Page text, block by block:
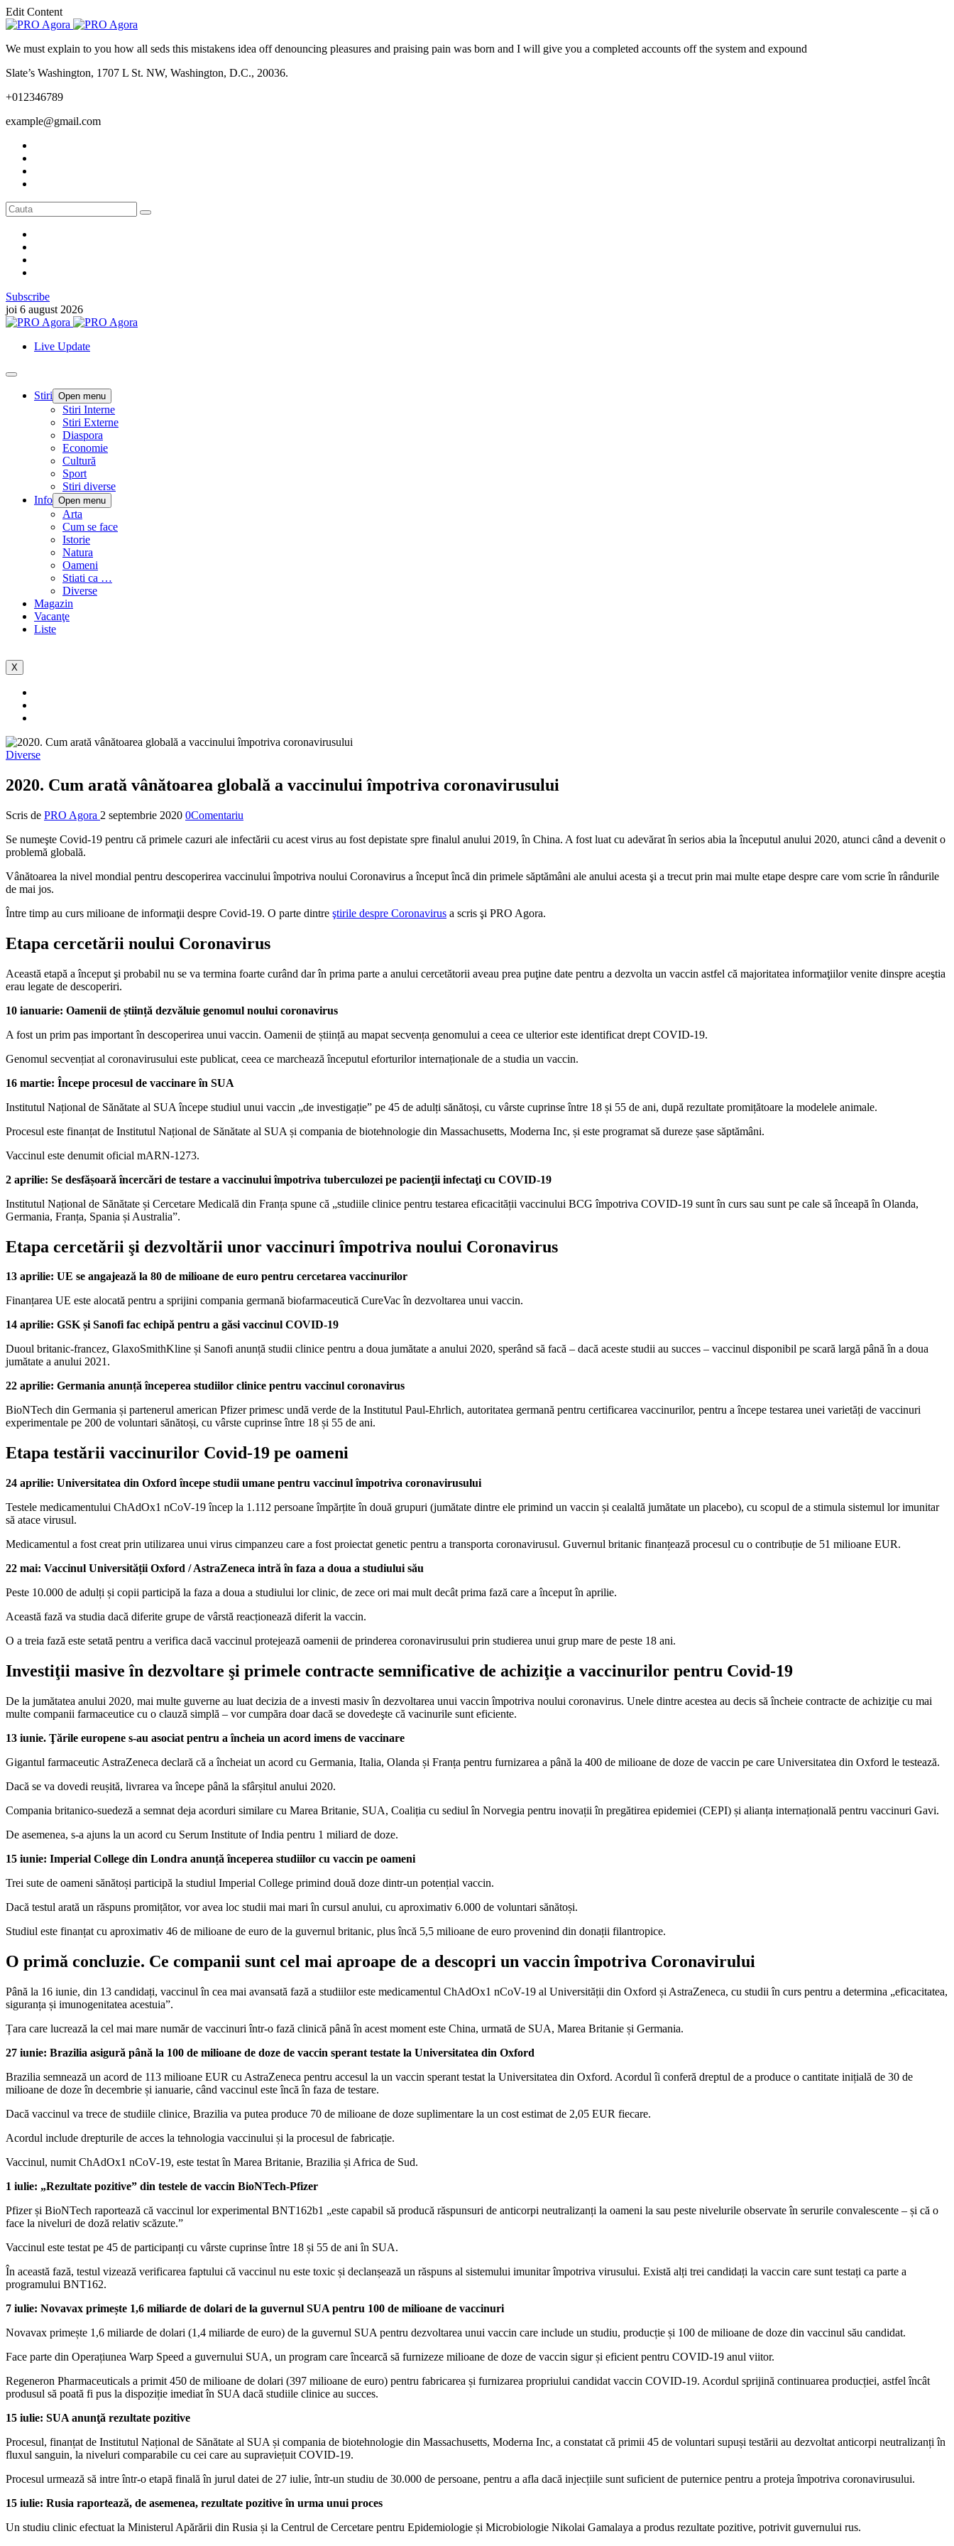
Edit Content
We must explain to you how all seds this mistakens idea off denouncing pleasures and praising pain was born and I will give you a completed accounts off the system and expound
Slate’s Washington, 1707 L St. NW, Washington, D.C., 20036.
+012346789
example@gmail.com
Subscribe
joi 6 august 2026
Live Update
Stiri Open menu
Stiri Interne
Stiri Externe
Diaspora
Economie
Cultură
Sport
Stiri diverse
Info Open menu
Arta
Cum se face
Istorie
Natura
Oameni
Stiati ca …
Diverse
Magazin
Vacanţe
Liste
X
Diverse
2020. Cum arată vânătoarea globală a vaccinului împotriva coronavirusului
Scris de PRO Agora 2 septembrie 2020 0Comentariu
Se numeşte Covid-19 pentru că primele cazuri ale infectării cu acest virus au fost depistate spre finalul anului 2019, în China. A fost luat cu adevărat în serios abia la începutul anului 2020, atunci când a devenit o
problemă globală.
Vânătoarea la nivel mondial pentru descoperirea vaccinului împotriva noului Coronavirus a început încă din primele săptămâni ale anului acesta şi a trecut prin mai multe etape despre care vom scrie în rândurile
de mai jos.
Între timp au curs milioane de informaţii despre Covid-19. O parte dintre ştirile despre Coronavirus a scris şi PRO Agora.
Etapa cercetării noului Coronavirus
Această etapă a început şi probabil nu se va termina foarte curând dar în prima parte a anului cercetătorii aveau prea puţine date pentru a dezvolta un vaccin astfel că majoritatea informaţiilor venite dinspre aceştia
erau legate de descoperiri.
10 ianuarie: Oamenii de știință dezvăluie genomul noului coronavirus
A fost un prim pas important în descoperirea unui vaccin. Oamenii de știință au mapat secvența genomului a ceea ce ulterior este identificat drept COVID-19.
Genomul secvențiat al coronavirusului este publicat, ceea ce marchează începutul eforturilor internaționale de a studia un vaccin.
16 martie: Începe procesul de vaccinare în SUA
Institutul Național de Sănătate al SUA începe studiul unui vaccin „de investigație” pe 45 de adulți sănătoși, cu vârste cuprinse între 18 și 55 de ani, după rezultate promițătoare la modelele animale.
Procesul este finanțat de Institutul Național de Sănătate al SUA și compania de biotehnologie din Massachusetts, Moderna Inc, și este programat să dureze șase săptămâni.
Vaccinul este denumit oficial mARN-1273.
2 aprilie: Se desfășoară încercări de testare a vaccinului împotriva tuberculozei pe pacienţii infectaţi cu COVID-19
Institutul Național de Sănătate și Cercetare Medicală din Franța spune că „studiile clinice pentru testarea eficacității vaccinului BCG împotriva COVID-19 sunt în curs sau sunt pe cale să înceapă în Olanda,
Germania, Franța, Spania și Australia”.
Etapa cercetării şi dezvoltării unor vaccinuri împotriva noului Coronavirus
13 aprilie: UE se angajează la 80 de milioane de euro pentru cercetarea vaccinurilor
Finanțarea UE este alocată pentru a sprijini compania germană biofarmaceutică CureVac în dezvoltarea unui vaccin.
14 aprilie: GSK și Sanofi fac echipă pentru a găsi vaccinul COVID-19
Duoul britanic-francez, GlaxoSmithKline și Sanofi anunță studii clinice pentru a doua jumătate a anului 2020, sperând să facă – dacă aceste studii au succes – vaccinul disponibil pe scară largă până în a doua
jumătate a anului 2021.
22 aprilie: Germania anunță începerea studiilor clinice pentru vaccinul coronavirus
BioNTech din Germania și partenerul american Pfizer primesc undă verde de la Institutul Paul-Ehrlich, autoritatea germană pentru certificarea vaccinurilor, pentru a începe testarea unei varietăți de vaccinuri
experimentale pe 200 de voluntari sănătoși, cu vârste cuprinse între 18 și 55 de ani.
Etapa testării vaccinurilor Covid-19 pe oameni
24 aprilie: Universitatea din Oxford începe studii umane pentru vaccinul împotriva coronavirusului
Testele medicamentului ChAdOx1 nCoV-19 încep la 1.112 persoane împărțite în două grupuri (jumătate dintre ele primind un vaccin și cealaltă jumătate un placebo), cu scopul de a stimula sistemul lor imunitar
să atace virusul.
Medicamentul a fost creat prin utilizarea unui virus cimpanzeu care a fost proiectat genetic pentru a transporta coronavirusul. Guvernul britanic finanțează procesul cu o contribuție de 51 milioane EUR.
22 mai: Vaccinul Universității Oxford / AstraZeneca intră în faza a doua a studiului său
Peste 10.000 de adulți și copii participă la faza a doua a studiului lor clinic, de zece ori mai mult decât prima fază care a început în aprilie.
Această fază va studia dacă diferite grupe de vârstă reacționează diferit la vaccin.
O a treia fază este setată pentru a verifica dacă vaccinul protejează oamenii de prinderea coronavirusului prin studierea unui grup mare de peste 18 ani.
Investiţii masive în dezvoltare şi primele contracte semnificative de achiziţie a vaccinurilor pentru Covid-19
De la jumătatea anului 2020, mai multe guverne au luat decizia de a investi masiv în dezvoltarea unui vaccin împotriva noului coronavirus. Unele dintre acestea au decis să încheie contracte de achiziţie cu mai
multe companii farmaceutice cu o clauză simplă – vor cumpăra doar dacă se dovedeşte că vacinurile sunt eficiente.
13 iunie. Ţările europene s-au asociat pentru a încheia un acord imens de vaccinare
Gigantul farmaceutic AstraZeneca declară că a încheiat un acord cu Germania, Italia, Olanda și Franța pentru furnizarea a până la 400 de milioane de doze de vaccin pe care Universitatea din Oxford le testează.
Dacă se va dovedi reușită, livrarea va începe până la sfârșitul anului 2020.
Compania britanico-suedeză a semnat deja acorduri similare cu Marea Britanie, SUA, Coaliția cu sediul în Norvegia pentru inovații în pregătirea epidemiei (CEPI) și alianța internațională pentru vaccinuri Gavi.
De asemenea, s-a ajuns la un acord cu Serum Institute of India pentru 1 miliard de doze.
15 iunie: Imperial College din Londra anunță începerea studiilor cu vaccin pe oameni
Trei sute de oameni sănătoși participă la studiul Imperial College primind două doze dintr-un potențial vaccin.
Dacă testul arată un răspuns promițător, vor avea loc studii mai mari în cursul anului, cu aproximativ 6.000 de voluntari sănătoși.
Studiul este finanțat cu aproximativ 46 de milioane de euro de la guvernul britanic, plus încă 5,5 milioane de euro provenind din donații filantropice.
O primă concluzie. Ce companii sunt cel mai aproape de a descopri un vaccin împotriva Coronavirului
Până la 16 iunie, din 13 candidați, vaccinul în cea mai avansată fază a studiilor este medicamentul ChAdOx1 nCoV-19 al Universității din Oxford și AstraZeneca, cu studii în curs pentru a determina „eficacitatea,
siguranța și imunogenitatea acestuia”.
Țara care lucrează la cel mai mare număr de vaccinuri într-o fază clinică până în acest moment este China, urmată de SUA, Marea Britanie și Germania.
27 iunie: Brazilia asigură până la 100 de milioane de doze de vaccin sperant testate la Universitatea din Oxford
Brazilia semnează un acord de 113 milioane EUR cu AstraZeneca pentru accesul la un vaccin sperant testat la Universitatea din Oxford. Acordul îi conferă dreptul de a produce o cantitate inițială de 30 de
milioane de doze în decembrie și ianuarie, când vaccinul este încă în faza de testare.
Dacă vaccinul va trece de studiile clinice, Brazilia va putea produce 70 de milioane de doze suplimentare la un cost estimat de 2,05 EUR fiecare.
Acordul include drepturile de acces la tehnologia vaccinului și la procesul de fabricație.
Vaccinul, numit ChAdOx1 nCoV-19, este testat în Marea Britanie, Brazilia și Africa de Sud.
1 iulie: „Rezultate pozitive” din testele de vaccin BioNTech-Pfizer
Pfizer și BioNTech raportează că vaccinul lor experimental BNT162b1 „este capabil să producă răspunsuri de anticorpi neutralizanți la oameni la sau peste nivelurile observate în serurile convalescente – și că o
face la niveluri de doză relativ scăzute.”
Vaccinul este testat pe 45 de participanți cu vârste cuprinse între 18 și 55 de ani în SUA.
În această fază, testul vizează verificarea faptului că vaccinul nu este toxic și declanșează un răspuns al sistemului imunitar împotriva virusului. Există alți trei candidați la vaccin care sunt testați ca parte a
programului BNT162.
7 iulie: Novavax primește 1,6 miliarde de dolari de la guvernul SUA pentru 100 de milioane de vaccinuri
Novavax primește 1,6 miliarde de dolari (1,4 miliarde de euro) de la guvernul SUA pentru dezvoltarea unui vaccin care include un studiu, producție și 100 de milioane de doze din vaccinul său candidat.
Face parte din Operațiunea Warp Speed ​​a guvernului SUA, un program care încearcă să furnizeze milioane de doze de vaccin sigur și eficient pentru COVID-19 anul viitor.
Regeneron Pharmaceuticals a primit 450 de milioane de dolari (397 milioane de euro) pentru fabricarea și furnizarea propriului candidat vaccin COVID-19. Acordul sprijină continuarea producției, astfel încât
produsul să poată fi pus la dispoziție imediat în SUA dacă studiile clinice au succes.
15 iulie: SUA anunţă rezultate pozitive
Procesul, finanțat de Institutul Național de Sănătate al SUA și compania de biotehnologie din Massachusetts, Moderna Inc, a constatat că primii 45 de voluntari supuși testării au dezvoltat anticorpi neutralizanți în
fluxul sanguin, la niveluri comparabile cu cei care au supraviețuit COVID-19.
Procesul urmează să intre într-o etapă finală în jurul datei de 27 iulie, într-un studiu de 30.000 de persoane, pentru a afla dacă injecțiile sunt suficient de puternice pentru a proteja împotriva coronavirusului.
15 iulie: Rusia raportează, de asemenea, rezultate pozitive în urma unui proces
Un studiu clinic efectuat la Ministerul Apărării din Rusia și la Centrul de Cercetare pentru Epidemiologie și Microbiologie Nikolai Gamalaya a produs rezultate pozitive, potrivit guvernului rus.